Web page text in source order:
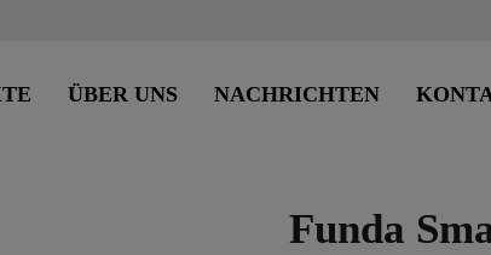
ÜBER UNS NACHRICHTEN
Funda